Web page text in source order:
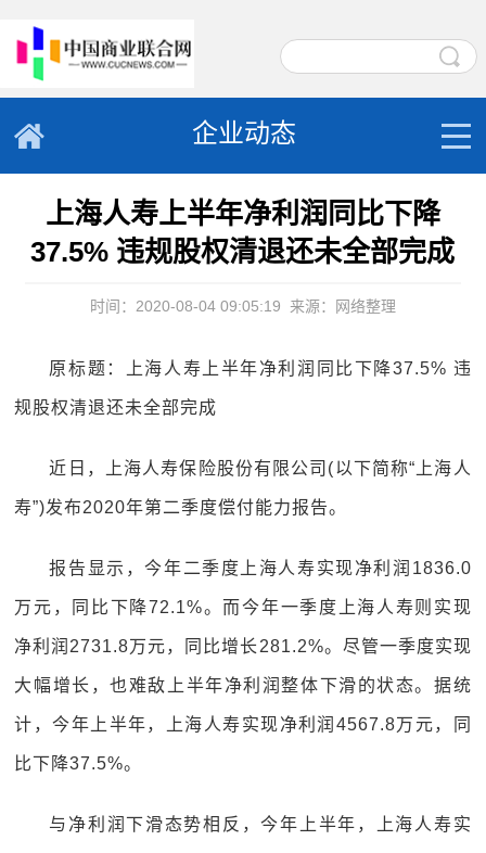
企业动态
上海人寿上半年净利润同比下降
37.5% 违规股权清退还未全部完成
时间：2020-08-04 09:05:19 来源：网络整理
原标题：上海人寿上半年净利润同比下降37.5% 违
规股权清退还未全部完成
近日，上海人寿保险股份有限公司(以下简称“上海人
寿”)发布2020年第二季度偿付能力报告。
报告显示，今年二季度上海人寿实现净利润1836.0
万元，同比下降72.1%。而今年一季度上海人寿则实现
净利润2731.8万元，同比增长281.2%。尽管一季度实现
大幅增长，也难敌上半年净利润整体下滑的状态。据统
计，今年上半年，上海人寿实现净利润4567.8万元，同
比下降37.5%。
与净利润下滑态势相反，今年上半年，上海人寿实